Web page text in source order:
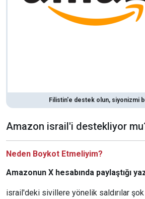
Filistin'e destek olun, siyonizmi
Amazon israil'i destekliyor
Neden Boykot Etmeliyim?
Amazonun X hesabında paylaştığı
israil'deki sivillere yönelik saldırılar